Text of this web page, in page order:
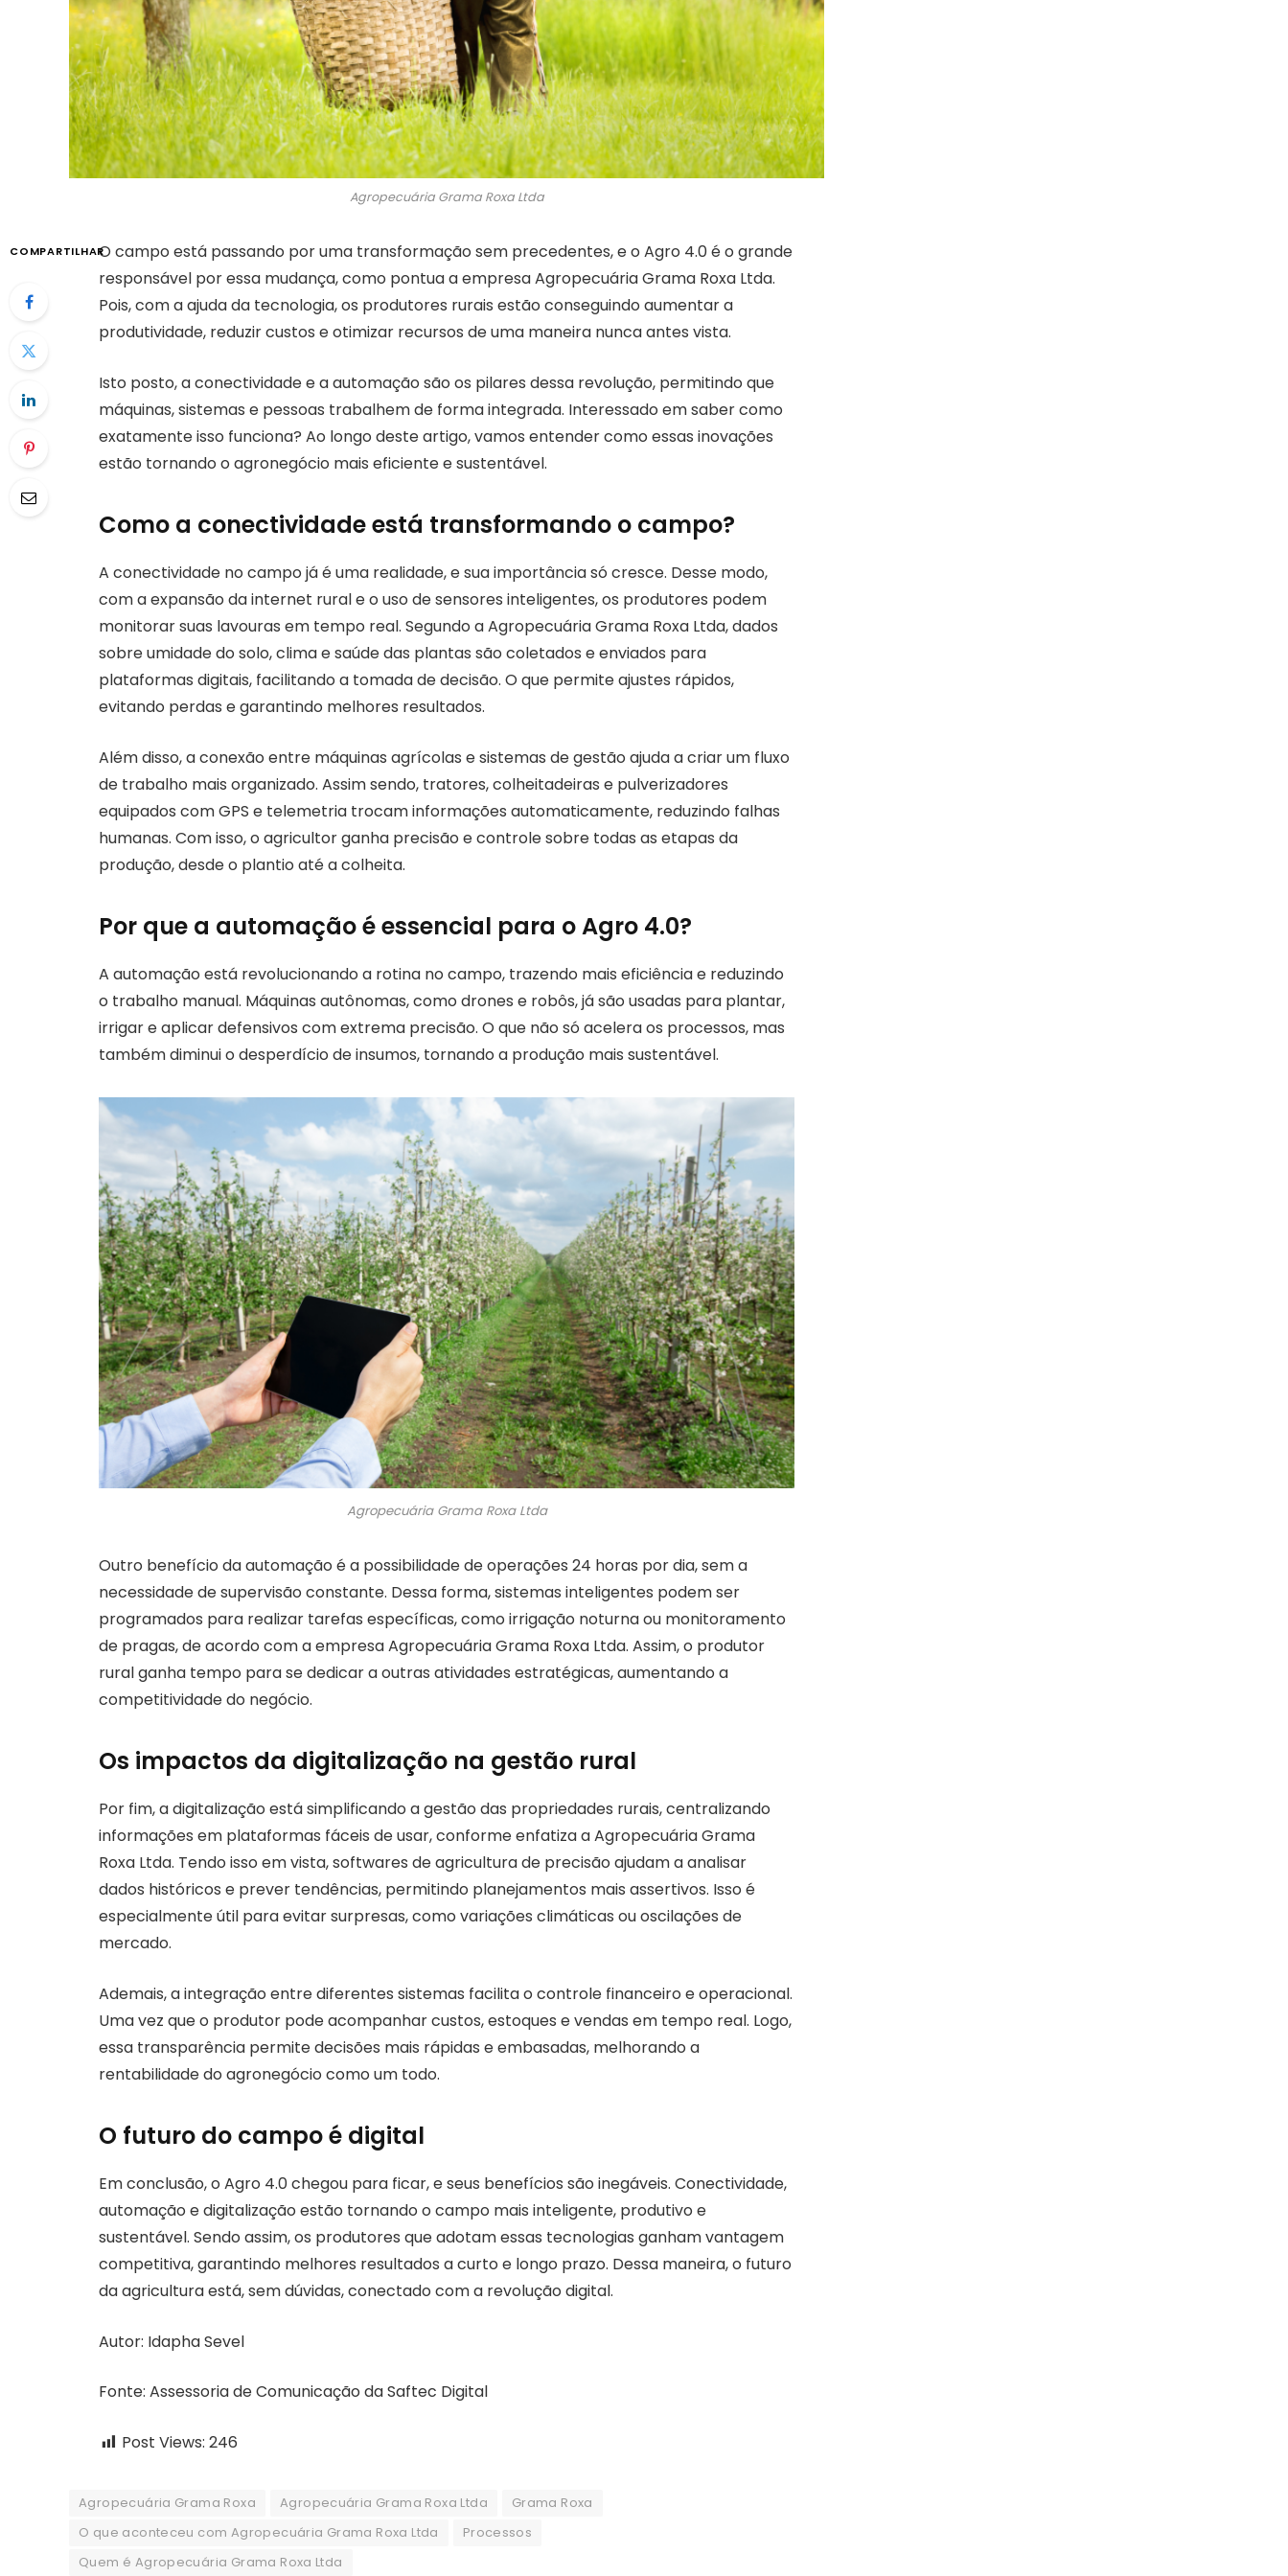
Agropecuária Grama Roxa Ltda
COMPARTILHARO campo está passando por uma transformação sem precedentes, e o Agro 4.0 é o grande
responsável por essa mudança, como pontua a empresa Agropecuária Grama Roxa Ltda.
Pois, com a ajuda da tecnologia, os produtores rurais estão conseguindo aumentar a
produtividade, reduzir custos e otimizar recursos de uma maneira nunca antes vista.
Isto posto, a conectividade e a automação são os pilares dessa revolução, permitindo que
máquinas, sistemas e pessoas trabalhem de forma integrada. Interessado em saber como
exatamente isso funciona? Ao longo deste artigo, vamos entender como essas inovações
estão tornando o agronegócio mais eficiente e sustentável.
Como a conectividade está transformando o campo?
A conectividade no campo já é uma realidade, e sua importância só cresce. Desse modo,
com a expansão da internet rural e o uso de sensores inteligentes, os produtores podem
monitorar suas lavouras em tempo real. Segundo a Agropecuária Grama Roxa Ltda, dados
sobre umidade do solo, clima e saúde das plantas são coletados e enviados para
plataformas digitais, facilitando a tomada de decisão. O que permite ajustes rápidos,
evitando perdas e garantindo melhores resultados.
Além disso, a conexão entre máquinas agrícolas e sistemas de gestão ajuda a criar um fluxo
de trabalho mais organizado. Assim sendo, tratores, colheitadeiras e pulverizadores
equipados com GPS e telemetria trocam informações automaticamente, reduzindo falhas
humanas. Com isso, o agricultor ganha precisão e controle sobre todas as etapas da
produção, desde o plantio até a colheita.
Por que a automação é essencial para o Agro 4.0?
A automação está revolucionando a rotina no campo, trazendo mais eficiência e reduzindo
o trabalho manual. Máquinas autônomas, como drones e robôs, já são usadas para plantar,
irrigar e aplicar defensivos com extrema precisão. O que não só acelera os processos, mas
também diminui o desperdício de insumos, tornando a produção mais sustentável.
Agropecuária Grama Roxa Ltda
Outro benefício da automação é a possibilidade de operações 24 horas por dia, sem a
necessidade de supervisão constante. Dessa forma, sistemas inteligentes podem ser
programados para realizar tarefas específicas, como irrigação noturna ou monitoramento
de pragas, de acordo com a empresa Agropecuária Grama Roxa Ltda. Assim, o produtor
rural ganha tempo para se dedicar a outras atividades estratégicas, aumentando a
competitividade do negócio.
Os impactos da digitalização na gestão rural
Por fim, a digitalização está simplificando a gestão das propriedades rurais, centralizando
informações em plataformas fáceis de usar, conforme enfatiza a Agropecuária Grama
Roxa Ltda. Tendo isso em vista, softwares de agricultura de precisão ajudam a analisar
dados históricos e prever tendências, permitindo planejamentos mais assertivos. Isso é
especialmente útil para evitar surpresas, como variações climáticas ou oscilações de
mercado.
Ademais, a integração entre diferentes sistemas facilita o controle financeiro e operacional.
Uma vez que o produtor pode acompanhar custos, estoques e vendas em tempo real. Logo,
essa transparência permite decisões mais rápidas e embasadas, melhorando a
rentabilidade do agronegócio como um todo.
O futuro do campo é digital
Em conclusão, o Agro 4.0 chegou para ficar, e seus benefícios são inegáveis. Conectividade,
automação e digitalização estão tornando o campo mais inteligente, produtivo e
sustentável. Sendo assim, os produtores que adotam essas tecnologias ganham vantagem
competitiva, garantindo melhores resultados a curto e longo prazo. Dessa maneira, o futuro
da agricultura está, sem dúvidas, conectado com a revolução digital.
Autor: Idapha Sevel
Fonte: Assessoria de Comunicação da Saftec Digital
Post Views: 246
Agropecuária Grama Roxa Agropecuária Grama Roxa Ltda
Grama Roxa
O que aconteceu com Agropecuária Grama Roxa Ltda
Processos
Quem é Agropecuária Grama Roxa Ltda